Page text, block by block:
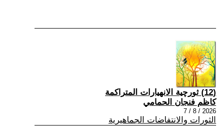
(12) ثورچية الانهيارات المتراكمة
كاظم فنجان الحمامي
2026 / 8 / 7
الثورات والانتفاضات الجماهيرية